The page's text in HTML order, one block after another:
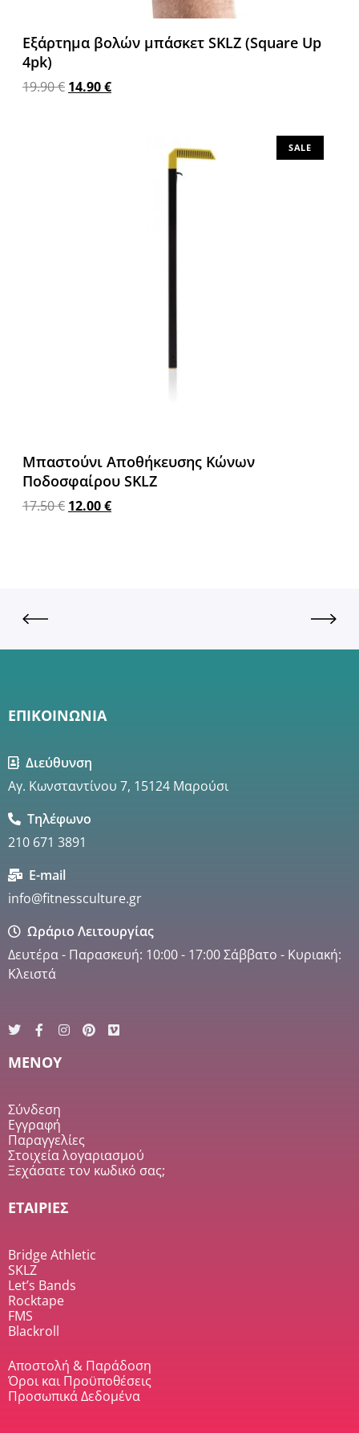
Εξάρτημα βολών μπάσκετ SKLZ (Square Up
4pk)
19.90€ 14.90€
SALE
Μπαστούνι Αποθήκευσης Κώνων
Ποδοσφαίρου SKLZ
17.50€ 12.00€
ΕΠΙΚΟΙΝΩΝΙΑ
Διεύθυνση
Αγ. Κωνσταντίνου 7, 15124 Μαρούσι
Τηλέφωνο
210 671 3891
E-mail
info@fitnessculture.gr
Ωράριο Λειτουργίας
Δευτέρα - Παρασκευή: 10:00 - 17:00 Σάββατο - Κυριακή:
Κλειστά
MENOY
Σύνδεση
Εγγραφή
Παραγγελίες
Στοιχεία λογαριασμού
Ξεχάσατε τον κωδικό σας;
ΕΤΑΙΡΙΕΣ
Bridge Athletic
SKLZ
Let’s Bands
Rocktape
FMS
Blackroll
Αποστολή & Παράδοση
Όροι και Προϋποθέσεις
Προσωπικά Δεδομένα